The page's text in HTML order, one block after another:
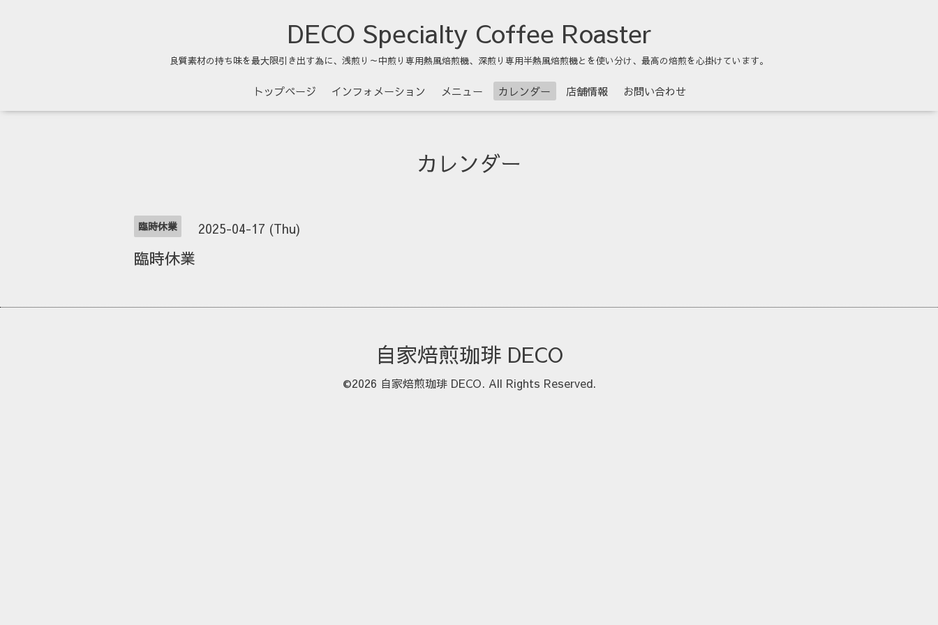
DECO Specialty Coffee Roaster
良質素材の持ち味を最大限引き出す為に、浅煎り～中煎り専用熱風焙煎機、深煎り専用半熱風焙煎機とを使い分け、最高の焙煎を心掛けています。
トップページ インフォメーション メニュー カレンダー 店舗情報 お問い合わせ
カレンダー
臨時休業 2025-04-17 (Thu)
臨時休業
自家焙煎珈琲 DECO
©2026 自家焙煎珈琲 DECO. All Rights Reserved.